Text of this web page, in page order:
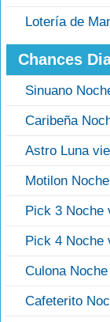
Lotería de
Chances
Sinuano
Caribeña
Astro Luna
Motilon
Pick 3 Noche
Pick 4 Noche
Culona
Cafeterito